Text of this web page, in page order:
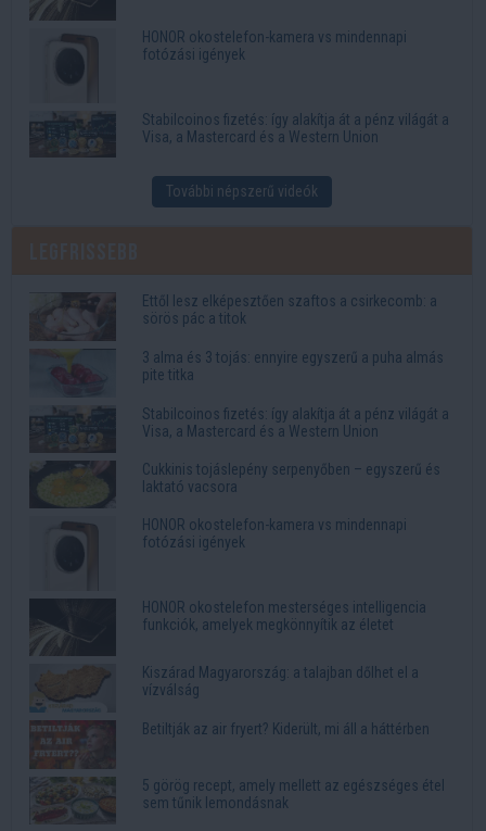
HONOR okostelefon-kamera vs mindennapi
fotózási igények
Stabilcoinos fizetés: így alakítja át a pénz világát a
Visa, a Mastercard és a Western Union
További népszerű videók
Ettől lesz elképesztően szaftos a csirkecomb: a
sörös pác a titok
3 alma és 3 tojás: ennyire egyszerű a puha almás
pite titka
Stabilcoinos fizetés: így alakítja át a pénz világát a
Visa, a Mastercard és a Western Union
Cukkinis tojáslepény serpenyőben – egyszerű és
laktató vacsora
HONOR okostelefon-kamera vs mindennapi
fotózási igények
HONOR okostelefon mesterséges intelligencia
funkciók, amelyek megkönnyítik az életet
Kiszárad Magyarország: a talajban dőlhet el a
vízválság
Betiltják az air fryert? Kiderült, mi áll a háttérben
5 görög recept, amely mellett az egészséges étel
sem tűnik lemondásnak